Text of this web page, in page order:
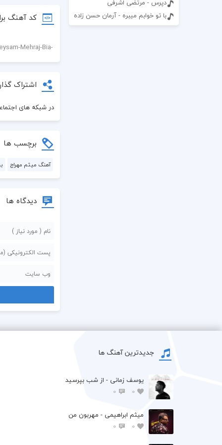
دپرس - مرتضی اشرفی
با تو خوابم میبره - آرمان حسن زاده
کد آهنگ
اشتراک
در شبکه های
برچسب ها
آهنگ میثم مهراج
دیدگاه ها
جدیدترین آهنگ ها
یوسف زمانی - از شب بپرسید
0
0
میثم ابراهیمی - مهربون من
0
0